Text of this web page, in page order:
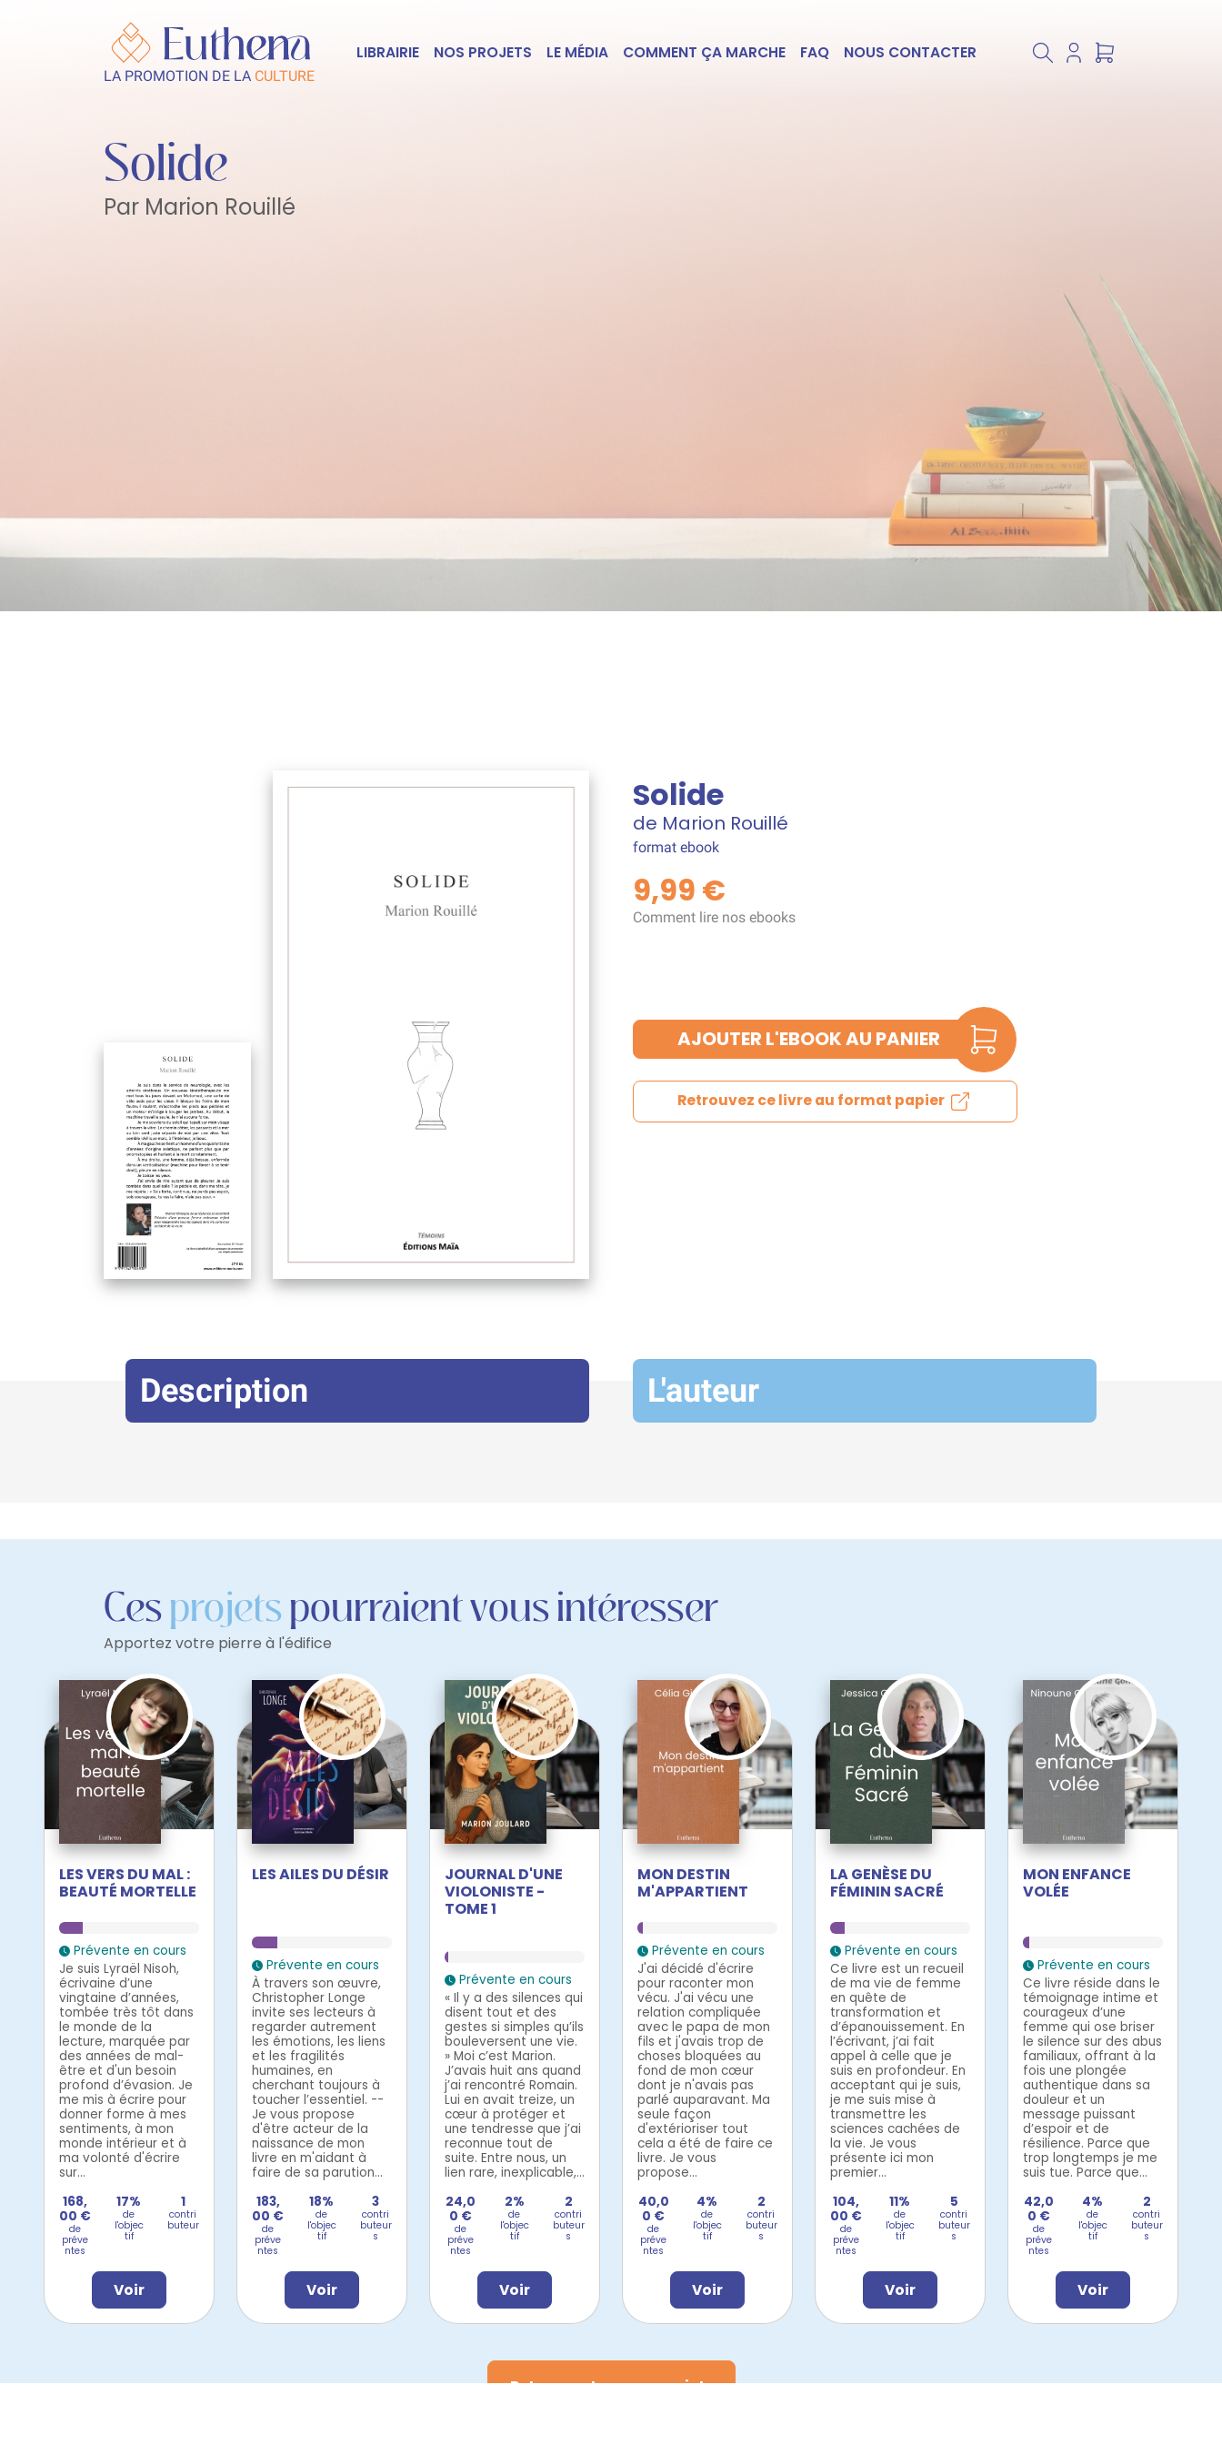
LA PROMOTION DE LA CULTURE
LIBRAIRIE NOS PROJETS LE MÉDIA COMMENT ÇA MARCHE FAQ NOUS CONTACTER
Solide
Par Marion Rouillé
Solide
de Marion Rouillé
format ebook
9,99 €
Comment lire nos ebooks
AJOUTER L'EBOOK AU PANIER
Retrouvez ce livre au format papier
Description L'auteur
Cesprojetspourraient vous intéresser
Apportez votre pierre à l'édifice
LES VERS DU MAL :
BEAUTÉ MORTELLE
Prévente en cours
Je suis Lyraël Nisoh,
écrivaine d’une
vingtaine d’années,
tombée très tôt dans
le monde de la
lecture, marquée par
des années de mal-
être et d'un besoin
profond d’évasion. Je
me mis à écrire pour
donner forme à mes
sentiments, à mon
monde intérieur et à
ma volonté d'écrire
sur...
168,
00 €
de
préve
ntes
17%
de
l'objec
tif
1
contri
buteur
Voir
LES AILES DU DÉSIR
Prévente en cours
À travers son œuvre,
Christopher Longe
invite ses lecteurs à
regarder autrement
les émotions, les liens
et les fragilités
humaines, en
cherchant toujours à
toucher l’essentiel. --
Je vous propose
d'être acteur de la
naissance de mon
livre en m'aidant à
faire de sa parution...
183,
00 €
de
préve
ntes
18%
de
l'objec
tif
3
contri
buteur
s
Voir
JOURNAL D'UNE
VIOLONISTE -
TOME 1
Prévente en cours
« Il y a des silences qui
disent tout et des
gestes si simples qu’ils
bouleversent une vie.
» Moi c’est Marion.
J’avais huit ans quand
j’ai rencontré Romain.
Lui en avait treize, un
cœur à protéger et
une tendresse que j’ai
reconnue tout de
suite. Entre nous, un
lien rare, inexplicable,...
24,0
0 €
de
préve
ntes
2%
de
l'objec
tif
2
contri
buteur
s
Voir
MON DESTIN
M'APPARTIENT
Prévente en cours
J'ai décidé d'écrire
pour raconter mon
vécu. J'ai vécu une
relation compliquée
avec le papa de mon
fils et j'avais trop de
choses bloquées au
fond de mon cœur
dont je n'avais pas
parlé auparavant. Ma
seule façon
d'extérioriser tout
cela a été de faire ce
livre. Je vous
propose...
40,0
0 €
de
préve
ntes
4%
de
l'objec
tif
2
contri
buteur
s
Voir
LA GENÈSE DU
FÉMININ SACRÉ
Prévente en cours
Ce livre est un recueil
de ma vie de femme
en quête de
transformation et
d’épanouissement. En
l’écrivant, j’ai fait
appel à celle que je
suis en profondeur. En
acceptant qui je suis,
je me suis mise à
transmettre les
sciences cachées de
la vie. Je vous
présente ici mon
premier...
104,
00 €
de
préve
ntes
11%
de
l'objec
tif
5
contri
buteur
s
Voir
MON ENFANCE
VOLÉE
Prévente en cours
Ce livre réside dans le
témoignage intime et
courageux d’une
femme qui ose briser
le silence sur des abus
familiaux, offrant à la
fois une plongée
authentique dans sa
douleur et un
message puissant
d’espoir et de
résilience. Parce que
trop longtemps je me
suis tue. Parce que...
42,0
0 €
de
préve
ntes
4%
de
l'objec
tif
2
contri
buteur
s
Voir
Retrouvez tous nos projets